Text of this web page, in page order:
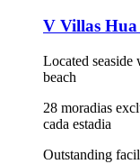
V Villas
Located seaside
beach
28 moradias
cada estadia
Outstanding